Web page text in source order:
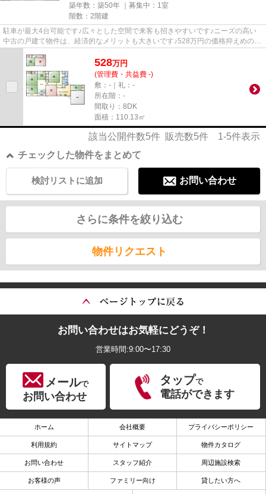
築年数：築50年 ｜募集中： 1室
階数：2階建
駐車が最大4台可能です♪広々とした空間で来客も招きやすいです♪ニーズの高い
中古の戸建て物件は、経済的なメリットも大きいです♪528万円の価格抑えめの物
528万円
(管理費・共益費 -)
敷：-｜礼：-
所在階：-
間取り：8DK
面積：110.13㎡
該当公開件数5件 販売数5件 1-5件表示
チェックした物件をまとめて
お問い合わせ
検討リストに追加
さらに条件を絞り込む
物件リクエスト
お問い合わせはお気軽にどうぞ！
営業時間:9:00〜17:30
メールで
お問い合わせ
タップで
電話ができます
ホーム 会社概要 プライバシーポリシー
利用規約 サイトマップ 物件カタログ
お問い合わせ スタッフ紹介 周辺施設検索
お客様の声 ファミリー向け 貸したい方へ